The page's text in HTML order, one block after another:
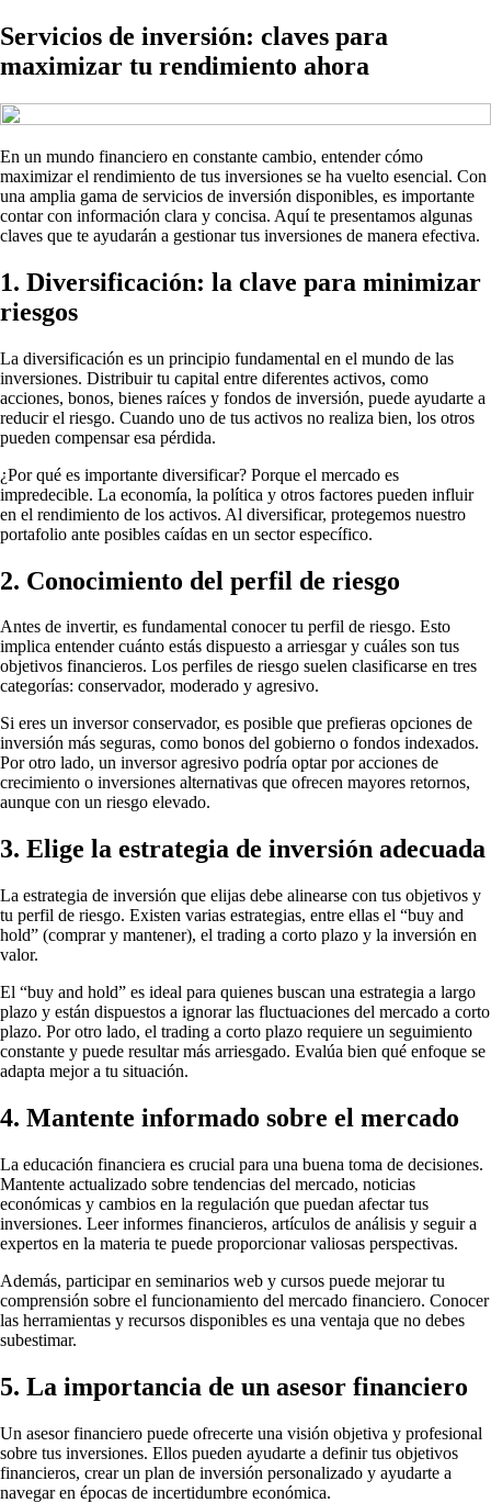
Servicios de inversión: claves para
maximizar tu rendimiento ahora
En un mundo financiero en constante cambio, entender cómo
maximizar el rendimiento de tus inversiones se ha vuelto esencial. Con
una amplia gama de servicios de inversión disponibles, es importante
contar con información clara y concisa. Aquí te presentamos algunas
claves que te ayudarán a gestionar tus inversiones de manera efectiva.
1. Diversificación: la clave para minimizar
riesgos
La diversificación es un principio fundamental en el mundo de las
inversiones. Distribuir tu capital entre diferentes activos, como
acciones, bonos, bienes raíces y fondos de inversión, puede ayudarte a
reducir el riesgo. Cuando uno de tus activos no realiza bien, los otros
pueden compensar esa pérdida.
¿Por qué es importante diversificar? Porque el mercado es
impredecible. La economía, la política y otros factores pueden influir
en el rendimiento de los activos. Al diversificar, protegemos nuestro
portafolio ante posibles caídas en un sector específico.
2. Conocimiento del perfil de riesgo
Antes de invertir, es fundamental conocer tu perfil de riesgo. Esto
implica entender cuánto estás dispuesto a arriesgar y cuáles son tus
objetivos financieros. Los perfiles de riesgo suelen clasificarse en tres
categorías: conservador, moderado y agresivo.
Si eres un inversor conservador, es posible que prefieras opciones de
inversión más seguras, como bonos del gobierno o fondos indexados.
Por otro lado, un inversor agresivo podría optar por acciones de
crecimiento o inversiones alternativas que ofrecen mayores retornos,
aunque con un riesgo elevado.
3. Elige la estrategia de inversión adecuada
La estrategia de inversión que elijas debe alinearse con tus objetivos y
tu perfil de riesgo. Existen varias estrategias, entre ellas el “buy and
hold” (comprar y mantener), el trading a corto plazo y la inversión en
valor.
El “buy and hold” es ideal para quienes buscan una estrategia a largo
plazo y están dispuestos a ignorar las fluctuaciones del mercado a corto
plazo. Por otro lado, el trading a corto plazo requiere un seguimiento
constante y puede resultar más arriesgado. Evalúa bien qué enfoque se
adapta mejor a tu situación.
4. Mantente informado sobre el mercado
La educación financiera es crucial para una buena toma de decisiones.
Mantente actualizado sobre tendencias del mercado, noticias
económicas y cambios en la regulación que puedan afectar tus
inversiones. Leer informes financieros, artículos de análisis y seguir a
expertos en la materia te puede proporcionar valiosas perspectivas.
Además, participar en seminarios web y cursos puede mejorar tu
comprensión sobre el funcionamiento del mercado financiero. Conocer
las herramientas y recursos disponibles es una ventaja que no debes
subestimar.
5. La importancia de un asesor financiero
Un asesor financiero puede ofrecerte una visión objetiva y profesional
sobre tus inversiones. Ellos pueden ayudarte a definir tus objetivos
financieros, crear un plan de inversión personalizado y ayudarte a
navegar en épocas de incertidumbre económica.